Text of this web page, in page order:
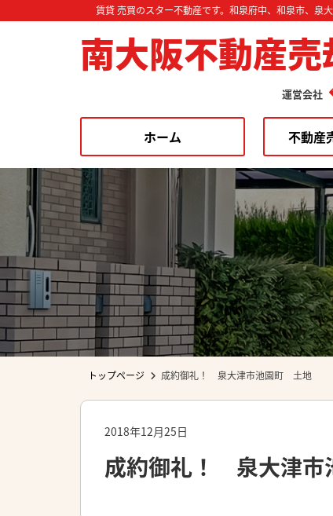
賃貸 売買のスター不動産です。和泉府中、和泉市、泉
南大阪不動産
運営会社
ホーム 不動産
トップページ 成約御礼！ 泉大津市池園町 土地
2018年12月25日
成約御礼！ 泉大津